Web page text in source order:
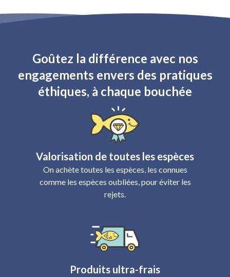
Goûtez la différence avec nos
engagements envers des pratiques
éthiques, à chaque bouchée
Valorisation de toutes les espèces
On achète toutes les espèces, les connues
comme les espèces oubliées, pour éviter les
rejets.
Produits ultra-frais